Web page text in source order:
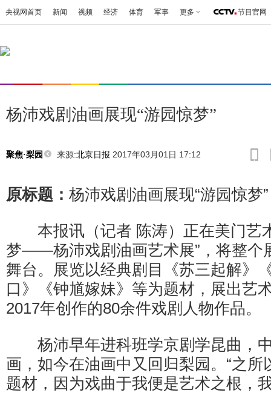
央视网首页 新闻 视频 经济 体育 军事 更多 节目官网
杨沛戏剧油画展现“游园惊梦”
聚焦·梨园 来源:北京日报 2017年03月01日 17:12
原标题： 杨沛戏剧油画展现“游园惊梦”
本报讯（记者 陈涛）正在美门艺
梦——杨沛戏剧油画艺术展”，将整个
舞台。展览以经典剧目《苏三起解》
口》《钟馗嫁妹》等为题材，展出艺
2017年创作的80余件戏剧人物作品。
杨沛早年进科班学京剧学昆曲，
画，如今在油画中又回归梨园。“之
题材，因为戏曲于我便是艺术之根，